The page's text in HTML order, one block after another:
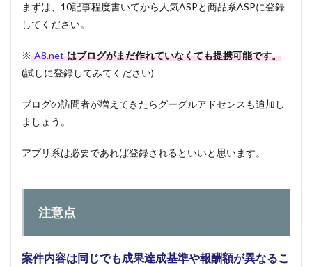
まずは、10記事程度書いてから人気ASPと商品系ASPに登録
してください。
※ A8.net はブログがまだ作れていなくても提携可能です。
(試しに登録してみてください)
ブログの訪問者が増えてきたらグーグルアドセンスも追加し
ましょう。
アプリ系は必要であれば登録されるといいと思います。
注意点
案件内容は同じでも成果達成基準や報酬額が異なるこ